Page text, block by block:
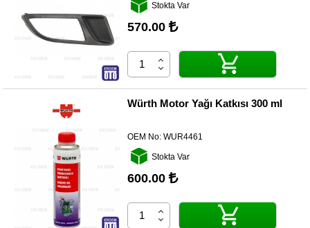
Stokta Var
570.00
Würth Motor Yağı Katkısı 300 ml
OEM No:WUR4461
Stokta Var
600.00